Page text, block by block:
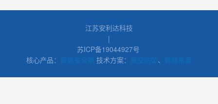
江苏安利达科技
|
苏ICP备19044927号
核心产品：
智能安全带 技术方案： 高空防坠 、 智能吊篮